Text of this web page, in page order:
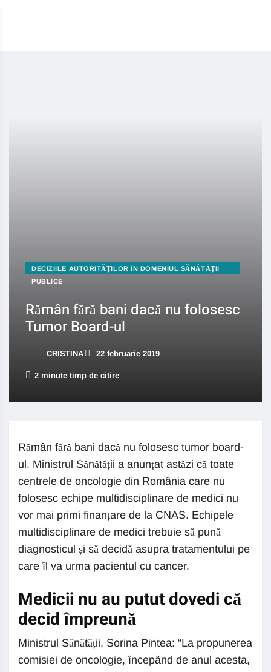
DECIZIILE AUTORITĂȚILOR ÎN DOMENIUL SĂNĂTĂȚII
PUBLICE
Rămân fără bani dacă nu folosesc
Tumor Board-ul
CRISTINA 22 februarie 2019
2 minute timp de citire
Rămân fără bani dacă nu folosesc tumor board-
ul. Ministrul Sănătății a anunțat astăzi că toate
centrele de oncologie din România care nu
folosesc echipe multidisciplinare de medici nu
vor mai primi finanțare de la CNAS. Echipele
multidisciplinare de medici trebuie să pună
diagnosticul și să decidă asupra tratamentului pe
care îl va urma pacientul cu cancer.
Medicii nu au putut dovedi că
decid împreună
Ministrul Sănătății, Sorina Pintea: “La propunerea
comisiei de oncologie, începând de anul acesta,